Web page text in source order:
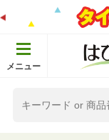
メニュー